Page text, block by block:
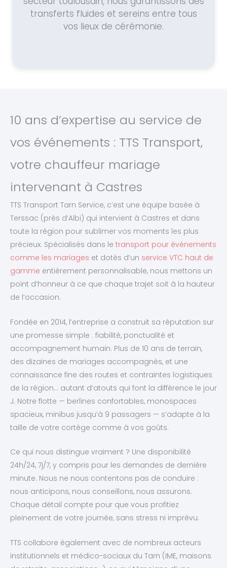
transferts fluides et sereins entre tous
vos lieux de cérémonie.
10 ans d’expertise au service de
vos événements : TTS Transport,
votre chauffeur mariage
intervenant à Castres
TTS Transport Tarn Service, c’est une équipe basée à
Terssac (près d’Albi) qui intervient à Castres et dans
toute la région pour sublimer vos moments les plus
précieux. Spécialisés dans le transport pour événements
comme les mariages et dotés d’un service VTC haut de
gamme entièrement personnalisable, nous mettons un
point d’honneur à ce que chaque trajet soit à la hauteur
de l’occasion.
Fondée en 2014, l’entreprise a construit sa réputation sur
une promesse simple : fiabilité, ponctualité et
accompagnement humain. Plus de 10 ans de terrain,
des dizaines de mariages accompagnés, et une
connaissance fine des routes et contraintes logistiques
de la région… autant d’atouts qui font la différence le jour
J. Notre flotte — berlines confortables, monospaces
spacieux, minibus jusqu’à 9 passagers — s’adapte à la
taille de votre cortège comme à vos goûts.
Ce qui nous distingue vraiment ? Une disponibilité
24h/24, 7j/7, y compris pour les demandes de dernière
minute. Nous ne nous contentons pas de conduire :
nous anticipons, nous conseillons, nous assurons.
Chaque détail compte pour que vous profitiez
pleinement de votre journée, sans stress ni imprévu.
TTS collabore également avec de nombreux acteurs
institutionnels et médico-sociaux du Tarn (IME, maisons